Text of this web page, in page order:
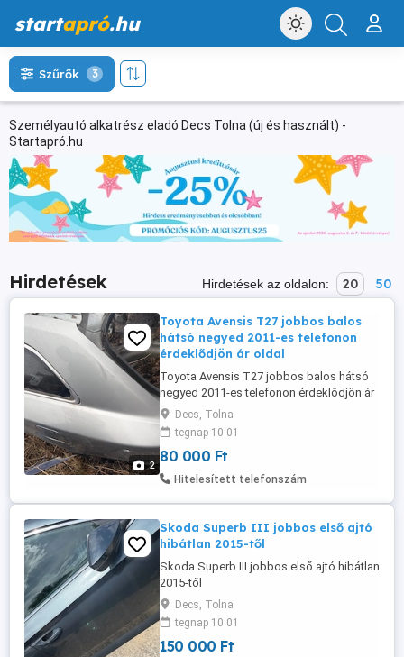
startapró.hu
Személyautó alkatrész eladó Decs Tolna (új és használt) -
Startapró.hu
Szűrők 3
Hirdetések Hirdetések az oldalon: 20 50
2
Toyota Avensis T27 jobbos balos
hátsó negyed 2011-es telefonon
érdeklődjön ár oldal
Toyota Avensis T27 jobbos balos hátsó
negyed 2011-es telefonon érdeklődjön ár
oldalDecs, Tolna
tegnap 10:01
80 000 Ft
Hitelesített telefonszám
Skoda Superb III jobbos első ajtó
hibátlan 2015-től
Skoda Superb III jobbos első ajtó hibátlan
2015-től
Decs, Tolna
tegnap 10:01
150 000 Ft